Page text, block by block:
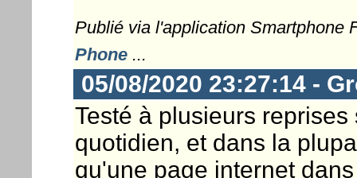
Publié via l'application Smartphone
Phone...
05/08/2020 23:27:14 -
Testé à plusieurs
quotidien, et dans la
qu'une page internet